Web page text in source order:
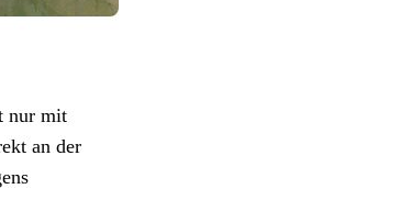
nur mit
an der